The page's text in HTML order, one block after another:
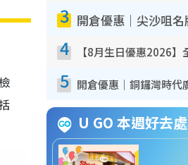
3
4
5
U GO 本週好去處